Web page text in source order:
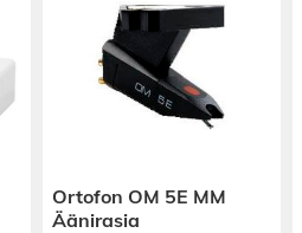
Ortofon OM 5E MM
Äänirasia